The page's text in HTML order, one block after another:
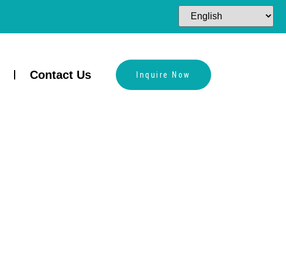
Contact Us Inquire Now